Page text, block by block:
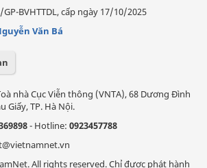
BVHTTDL, cấp ngày 17/10/2025
Văn Bá
nhà Cục Viễn thông (VNTA), 68 Dương Đình
Giấy, TP. Hà Nội.
- Hotline: 0923457788
All rights reserved. Chỉ được phát hành